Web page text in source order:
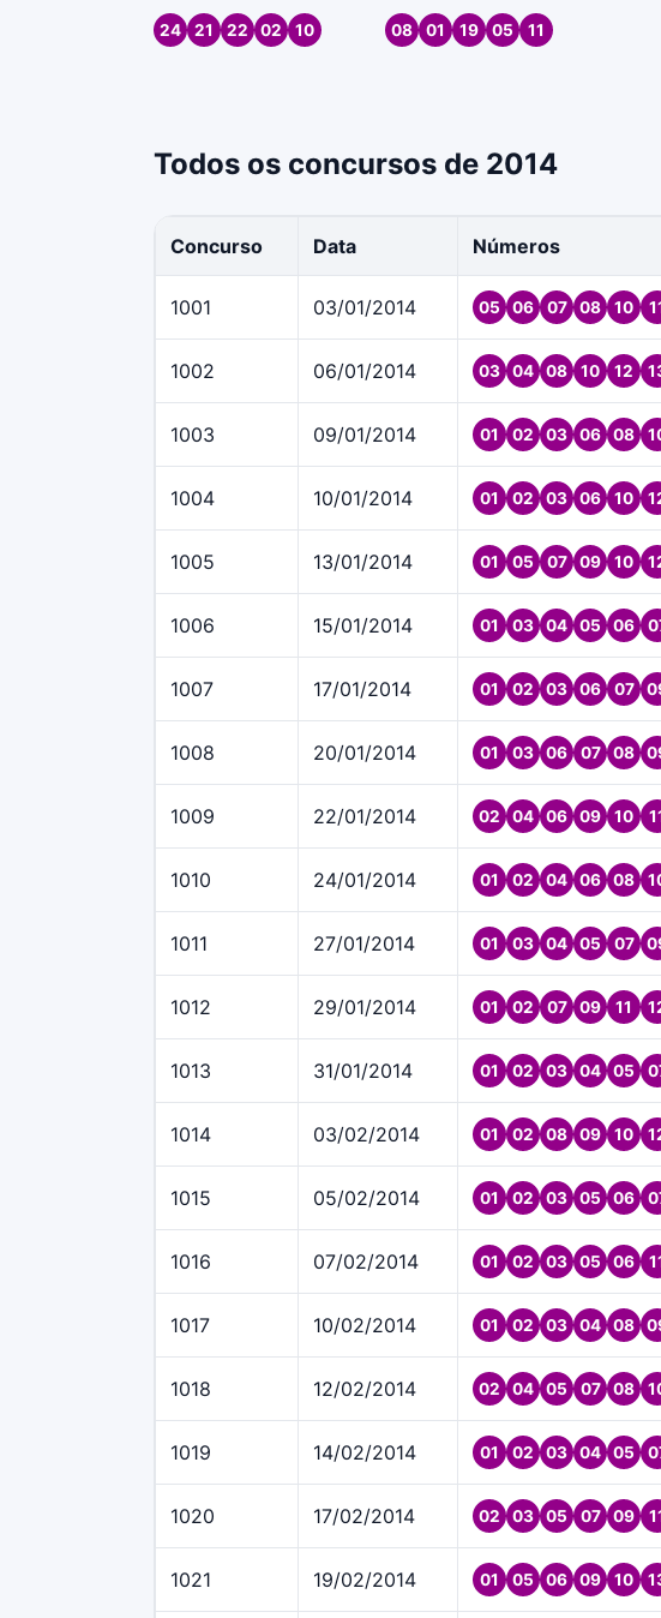
24 21 22 02 10 08 01 19 05 11
Todos os concursos de 2014
Concurso Data Números
1001 03/01/2014 05 06 07 08 10
1002 06/01/2014 03 04 08 10 12
1003 09/01/2014 01 02 03 06 08
1004 10/01/2014 01 02 03 06 10
1005 13/01/2014 01 05 07 09 10
1006 15/01/2014 01 03 04 05 06
1007 17/01/2014 01 02 03 06 07
1008 20/01/2014 01 03 06 07 08
1009 22/01/2014 02 04 06 09 10
1010 24/01/2014 01 02 04 06 08
1011 27/01/2014 01 03 04 05 07
1012 29/01/2014 01 02 07 09 11
1013 31/01/2014 01 02 03 04 05
1014 03/02/2014 01 02 08 09 10
1015 05/02/2014 01 02 03 05 06
1016 07/02/2014 01 02 03 05 06
1017 10/02/2014 01 02 03 04 08
1018 12/02/2014 02 04 05 07 08
1019 14/02/2014 01 02 03 04 05
1020 17/02/2014 02 03 05 07 09
1021 19/02/2014 01 05 06 09 10